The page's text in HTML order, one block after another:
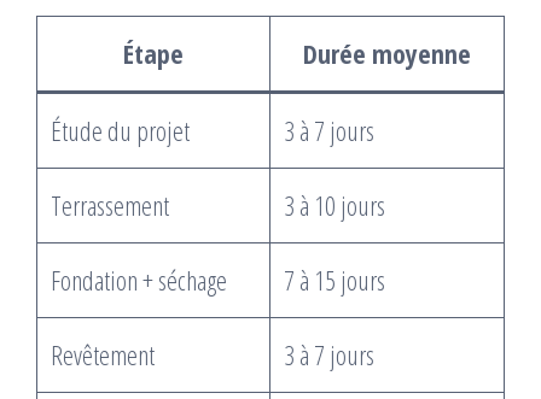
Étape Durée moyenne
Étude du projet 3 à 7 jours
Terrassement 3 à 10 jours
Fondation + séchage 7 à 15 jours
Revêtement 3 à 7 jours